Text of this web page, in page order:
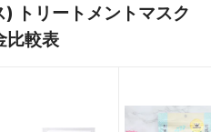
トリートメントマスク
比較表